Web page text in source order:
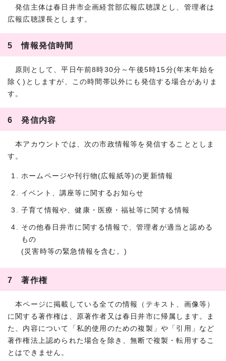
発信主体は春日井市企画経営部広報広聴課とし、管理者は
広報広聴課長とします。
5 情報発信時間
原則として、平日午前8時30分～午後5時15分(年末年始を
除く)としますが、この時間帯以外にも発信する場合がありま
す。
6 発信内容
本アカウントでは、次の市政情報等を発信することとしま
す。
ホームページや刊行物(広報紙等)の更新情報
イベント、講座等に関するお知らせ
子育て情報や、健康・医療・福祉等に関する情報
その他春日井市に関する情報で、管理者が適当と認める
もの
(災害時等の緊急情報を含む。)
7 著作権
本ページに掲載している全ての情報（テキスト、画像等）
に関する著作権は、原著作者又は春日井市に帰属します。ま
た、内容について「私的使用のための複製」や「引用」など
著作権法上認められた場合を除き、無断で複製・転用するこ
とはできません。